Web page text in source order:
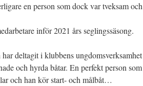
en person som dock var tveksam och
inför 2021 års seglingssäsong.
deltagit i klubbens ungdomsverksamhet
och hyrda båtar. En perfekt person som
och han kör start- och målbåt…